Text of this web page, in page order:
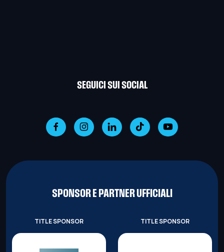
SEGUICI SUI SOCIAL
SPONSOR E PARTNER UFFICIALI
TITLE SPONSOR TITLE SPONSOR